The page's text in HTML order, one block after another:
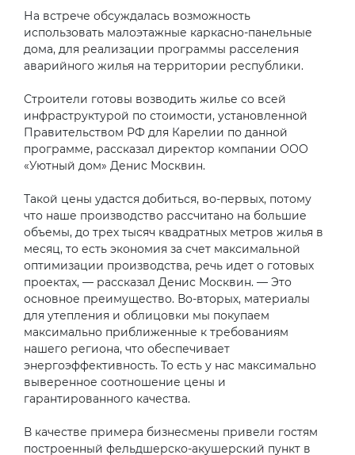
На встрече обсуждалась возможность
использовать малоэтажные каркасно-панельные
дома, для реализации программы расселения
аварийного жилья на территории республики.
Строители готовы возводить жилье со всей
инфраструктурой по стоимости, установленной
Правительством РФ для Карелии по данной
программе, рассказал директор компании ООО
«Уютный дом» Денис Москвин.
Такой цены удастся добиться, во-первых, потому
что наше производство рассчитано на большие
объемы, до трех тысяч квадратных метров жилья в
месяц, то есть экономия за счет максимальной
оптимизации производства, речь идет о готовых
проектах, — рассказал Денис Москвин. — Это
основное преимущество. Во-вторых, материалы
для утепления и облицовки мы покупаем
максимально приближенные к требованиям
нашего региона, что обеспечивает
энергоэффективность. То есть у нас максимально
выверенное соотношение цены и
гарантированного качества.
В качестве примера бизнесмены привели гостям
построенный фельдшерско-акушерский пункт в